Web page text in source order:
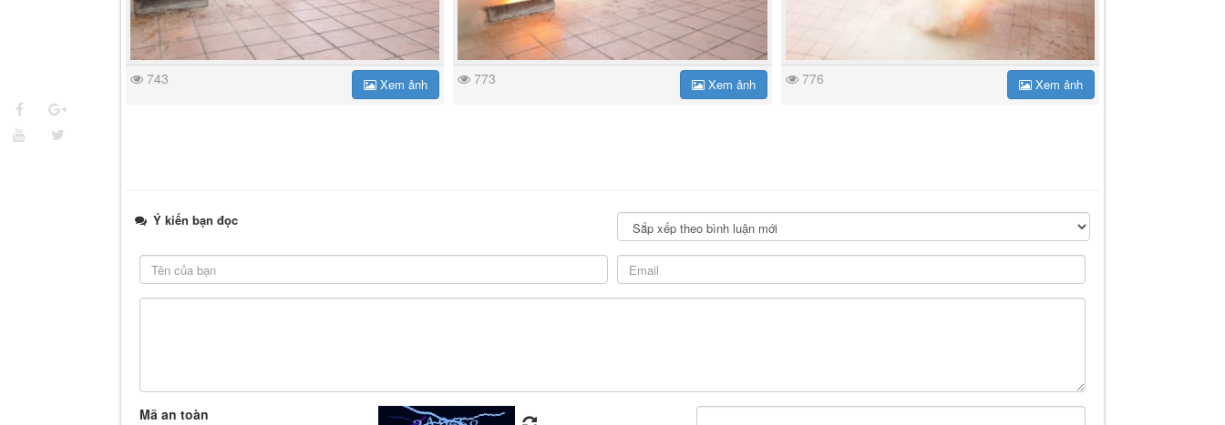
743 Xem ảnh 773 Xem ảnh 776 Xem ảnh
Ý kiến bạn đọc
Mã an toàn